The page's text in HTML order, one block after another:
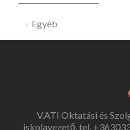
Egyéb
V.ATI Oktatási és
iskolavezető, tel.